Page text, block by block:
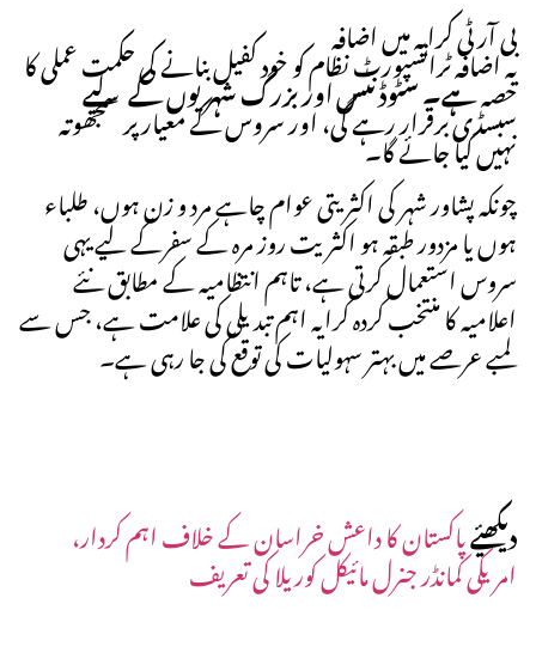
بی آر ٹی کرایہ میں اضافہ
یہ اضافہ ٹرانسپورٹ نظام کو خود کفیل بنانے کی حکمت عملی کا
حصہہے۔ سٹوڈنٹس اور بزرگ شہریوں کے لیے
سبسڈی برقرار رہے گی، اور سروس کے معیار پر سمجھوتہ
نہیں کیا جائے گا۔
چونکہ پشاور شہر کی اکثریتی عوام چاہے مرد و زن ہوں، طلباء
ہوں یا مزدور طبقہ ہو اکثریت روز مرہ کے سفرکے لیے یہی
سروس استعمال کرتی ہے، تاہم انتظامیہ کے مطابق نئے
اعلامیہ کا منتخب کردہ کرایہ اہم تبدیلی کی علامت ہے، جس سے
لمبے عرصے میں بہتر سہولیات کی توقع کی جا رہی ہے۔
دیکھیٔےپاکستان کا داعش خراسان کے خلاف اہم کردار،
امریکی کمانڈر جنرل مائیکل کوریلا کی تعریف